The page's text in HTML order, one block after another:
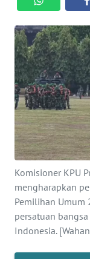
Komisioner KPU
mengharapkan
Pemilihan Umum
persatuan
Indonesia.
Informasi
INDEKS
BERITA
KONTAK
KAMI
INFO
IKLAN
TENTANG
KAMI